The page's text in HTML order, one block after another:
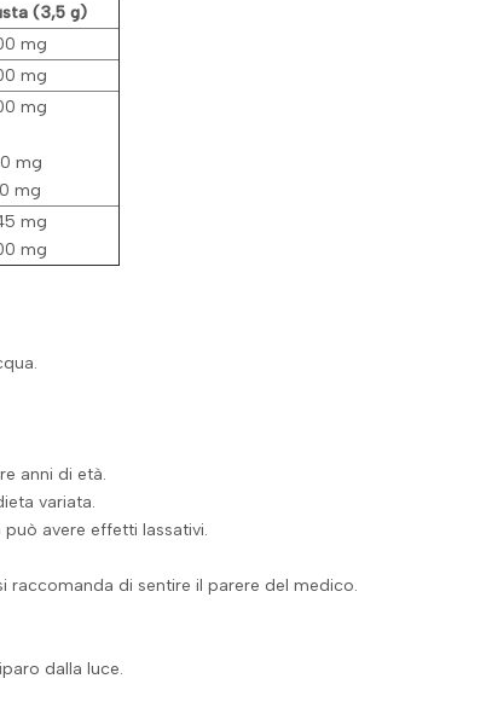
(3,5 g)
mg
mg
mg
mg
mg
mg
mg
anni di età.
variata.
avere effetti lassativi.
raccomanda di sentire il parere del medico.
dalla luce.